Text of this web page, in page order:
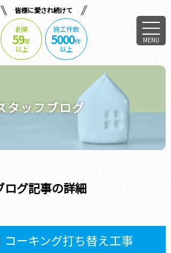
皆様に愛され続けて
創業
59年
以上
施工件数
5000件
以上
MENU
タッフブログ
ログ記事の詳細
ーキング打ち替え工事